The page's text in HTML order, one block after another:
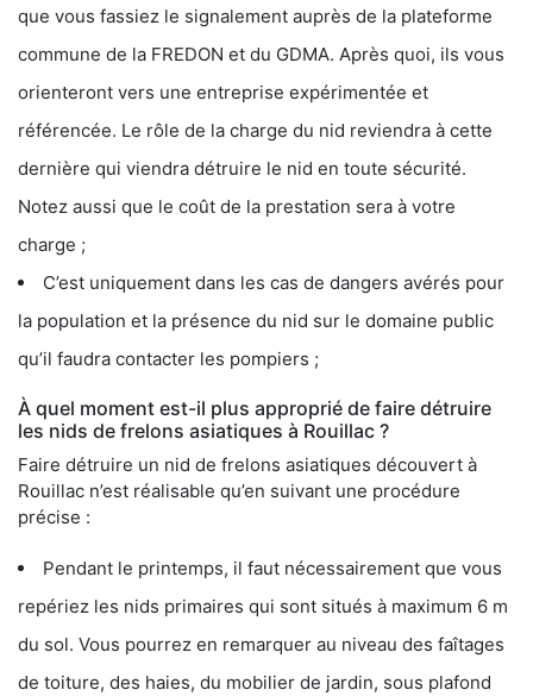
que vous fassiez le signalement auprès de la plateforme
commune de la FREDON et du GDMA. Après quoi, ils vous
orienteront vers une entreprise expérimentée et
référencée. Le rôle de la charge du nid reviendra à cette
dernière qui viendra détruire le nid en toute sécurité.
Notez aussi que le coût de la prestation sera à votre
charge ;
C’est uniquement dans les cas de dangers avérés pour
la population et la présence du nid sur le domaine public
qu’il faudra contacter les pompiers ;
À quel moment est-il plus approprié de faire détruire
les nids de frelons asiatiques à Rouillac ?
Faire détruire un nid de frelons asiatiques découvert à
Rouillac n’est réalisable qu’en suivant une procédure
précise :
Pendant le printemps, il faut nécessairement que vous
repériez les nids primaires qui sont situés à maximum 6 m
du sol. Vous pourrez en remarquer au niveau des faîtages
de toiture, des haies, du mobilier de jardin, sous plafond